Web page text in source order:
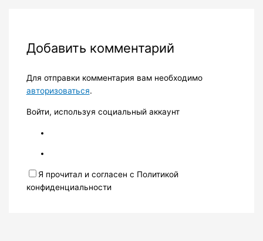
Добавить комментарий
Для отправки комментария вам необходимо
авторизоваться.
Войти, используя социальный аккаунт
Я прочитал и согласен с Политикой
конфиденциальности